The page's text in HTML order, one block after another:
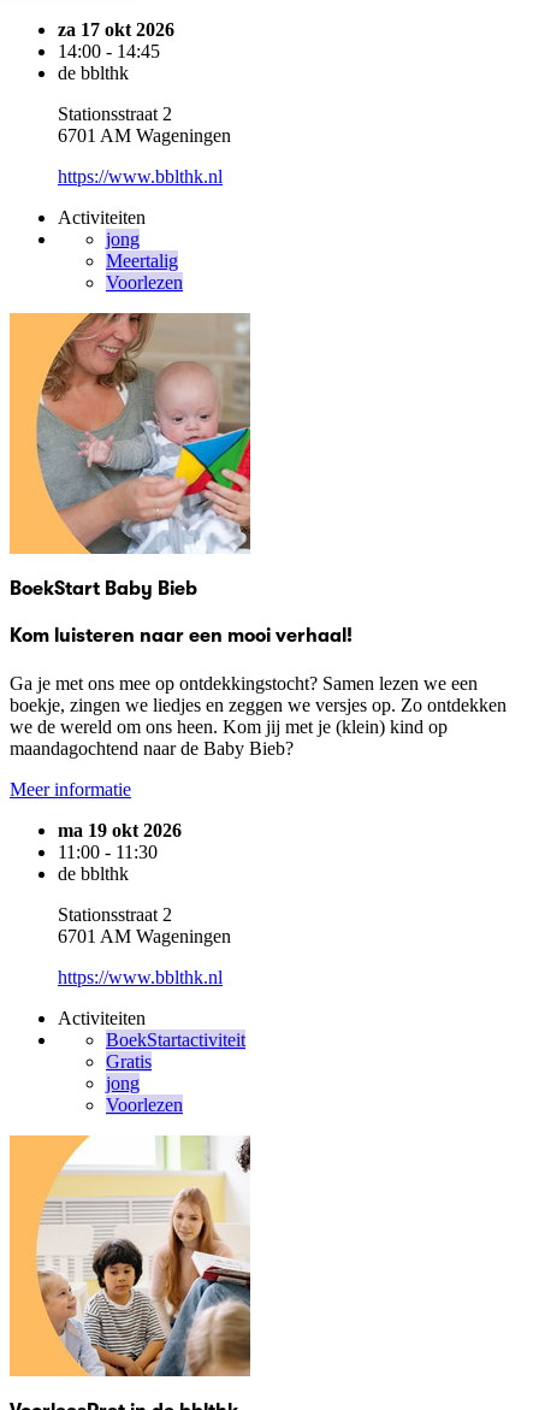
za 17 okt 2026
14:00 - 14:45
de bblthk
Stationsstraat 2
6701 AM Wageningen
https://www.bblthk.nl
Activiteiten
jong
Meertalig
Voorlezen
BoekStart Baby Bieb
Kom luisteren naar een mooi verhaal!
Ga je met ons mee op ontdekkingstocht? Samen lezen we een
boekje, zingen we liedjes en zeggen we versjes op. Zo ontdekken
we de wereld om ons heen. Kom jij met je (klein) kind op
maandagochtend naar de Baby Bieb?
Meer informatie
ma 19 okt 2026
11:00 - 11:30
de bblthk
Stationsstraat 2
6701 AM Wageningen
https://www.bblthk.nl
Activiteiten
BoekStartactiviteit
Gratis
jong
Voorlezen